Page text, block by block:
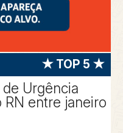
★ TOP 5 ★
Urgência
RN entre janeiro